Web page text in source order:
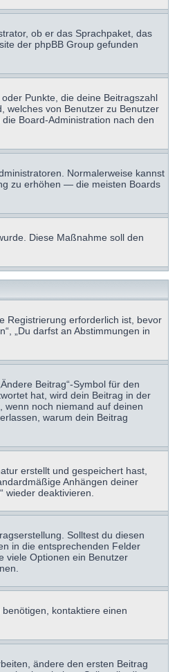
ob er das Sprachpaket, das
der phpBB Group gefunden
Punkte, die deine Beitragszahl
welches von Benutzer zu Benutzer
Board-Administration nach den
Normalerweise kannst
zu erhöhen — die meisten Boards
Diese Maßnahme soll den
Registrierung erforderlich ist, bevor
„Du darfst an Abstimmungen in
Beitrag“-Symbol für den
hat, wird dein Beitrag in der
wenn noch niemand auf deinen
warum dein Beitrag
erstellt und gespeichert hast,
Anhängen deiner
deaktivieren.
Solltest du diesen
in die entsprechenden Felder
viele Optionen ein Benutzer
kontaktiere einen
ändere den ersten Beitrag